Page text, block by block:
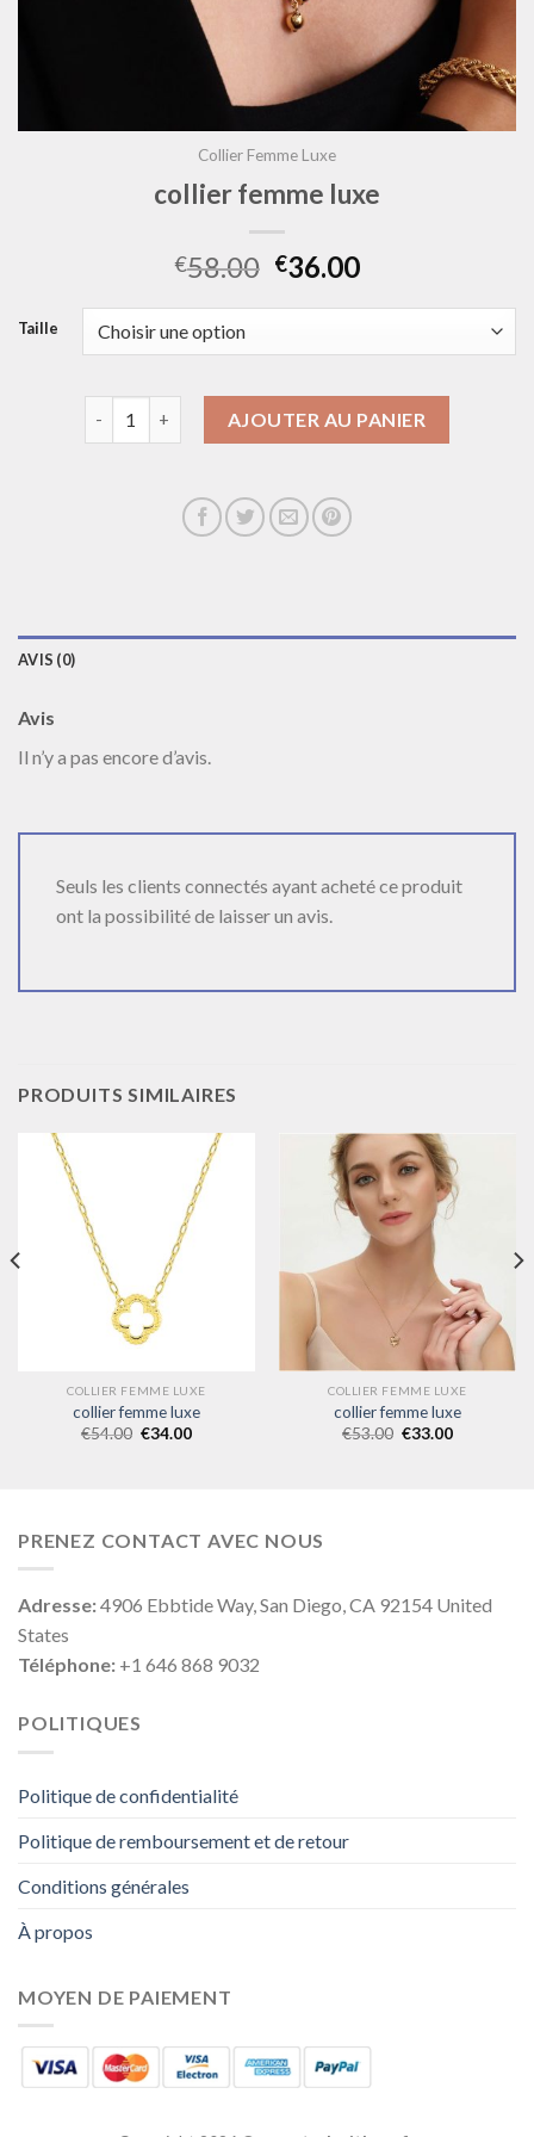
Collier Femme Luxe
collier femme luxe
€58.00 €36.00
Taille
AJOUTER AU PANIER
AVIS (0)
Avis
Il n’y a pas encore d’avis.
Seuls les clients connectés ayant acheté ce produit
ont la possibilité de laisser un avis.
PRODUITS SIMILAIRES
COLLIER FEMME LUXE
collier femme luxe
€54.00 €34.00
COLLIER FEMME LUXE
collier femme luxe
€53.00 €33.00
PRENEZ CONTACT AVEC NOUS
Adresse:4906 Ebbtide Way, San Diego, CA 92154 United
States
Téléphone: +1 646 868 9032
POLITIQUES
Politique de confidentialité
Politique de remboursement et de retour
Conditions générales
À propos
MOYEN DE PAIEMENT